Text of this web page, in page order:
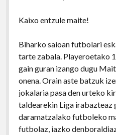
Kaixo entzule maite!
Biharko saioan futbolari
tarte zabala. Playeroetako
gain guran izango dugu
onena. Orain aste batzuk
jokalaria pasa den urteko
taldearekin Liga irabazteaz
daramatzalako futboleko
futbolaz, iazko